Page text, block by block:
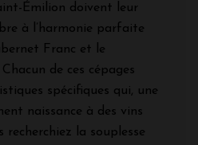
Émilion doivent leur
à l’harmonie parfaite
Franc et le
de ces cépages
spécifiques qui, une
naissance à des vins
recherchiez la souplesse